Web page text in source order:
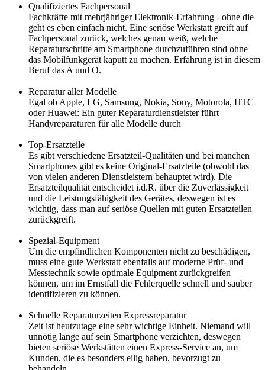
Qualifiziertes Fachpersonal
Fachkräfte mit mehrjähriger Elektronik-Erfahrung - ohne die
geht es eben einfach nicht. Eine seriöse Werkstatt greift auf
Fachpersonal zurück, welches genau weiß, welche
Reparaturschritte am Smartphone durchzuführen sind ohne
das Mobilfunkgerät kaputt zu machen. Erfahrung ist in diesem
Beruf das A und O.
Reparatur aller Modelle
Egal ob Apple, LG, Samsung, Nokia, Sony, Motorola, HTC
oder Huawei: Ein guter Reparaturdienstleister führt
Handyreparaturen für alle Modelle durch
Top-Ersatzteile
Es gibt verschiedene Ersatzteil-Qualitäten und bei manchen
Smartphones gibt es keine Original-Ersatzteile (obwohl das
von vielen anderen Dienstleistern behauptet wird). Die
Ersatzteilqualität entscheidet i.d.R. über die Zuverlässigkeit
und die Leistungsfähigkeit des Gerätes, deswegen ist es
wichtig, dass man auf seriöse Quellen mit guten Ersatzteilen
zurückgreift.
Spezial-Equipment
Um die empfindlichen Komponenten nicht zu beschädigen,
muss eine gute Werkstatt ebenfalls auf moderne Prüf- und
Messtechnik sowie optimale Equipment zurückgreifen
können, um im Ernstfall die Fehlerquelle schnell und sauber
identifizieren zu können.
Schnelle Reparaturzeiten Expressreparatur
Zeit ist heutzutage eine sehr wichtige Einheit. Niemand will
unnötig lange auf sein Smartphone verzichten, deswegen
bieten seriöse Werkstätten einen Express-Service an, um
Kunden, die es besonders eilig haben, bevorzugt zu